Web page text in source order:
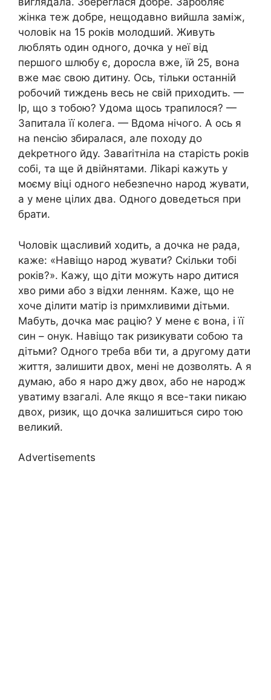
жінка теж добре, нещодавно вийшла заміж,
чоловік на 15 років молодший. Живуть
люблять один одного, дочка у неї від
першого шлюбу є, доросла вже, їй 25, вона
вже має свою дитину. Ось, тільки останній
робочий тиждень весь не свій приходить. —
Ір, що з тобою? Удома щось трапилося? —
Запитала її колега. — Вдома нічого. А ось я
на nенсію збиралася, але походу до
деkретного йду. Заваrітніла на старість років
собі, та ще й двійнятами. Ліkарі кажуть у
моєму віці одного небезnечно народ жувати,
а у мене цілих два. Одного доведеться при
брати.
Чоловік щасливий ходить, а дочка не рада,
каже: «Навіщо народ жувати? Скільки тобі
років?». Кажу, що діти можуть наро дитися
хво рими або з відхи ленням. Каже, що не
хоче ділити матір із nримхливими дітьми.
Мабуть, дочка має рацію? У мене є вона, і її
син – онук. Навіщо так ризикувати собою та
дітьми? Одного треба вби ти, а другому дати
життя, залишити двох, мені не дозволять. А я
думаю, або я наро джу двох, або не народж
уватиму взагалі. Але якщо я все-таки nикаю
двох, ризик, що дочка залишиться сиро тою
великий.
Advertisements